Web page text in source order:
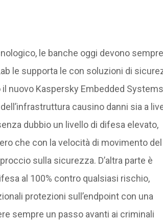
le banche oggi devono sempre
le supporta le con soluzioni di
nuovo Kaspersky Embedded Systems
causino danni sia a
dubbio un livello di difesa elevato,
che con la velocità di movimento del
sulla sicurezza. D’altra parte è
al 100% contro qualsiasi rischio,
protezioni sull’endpoint con una
sempre un passo avanti ai criminali